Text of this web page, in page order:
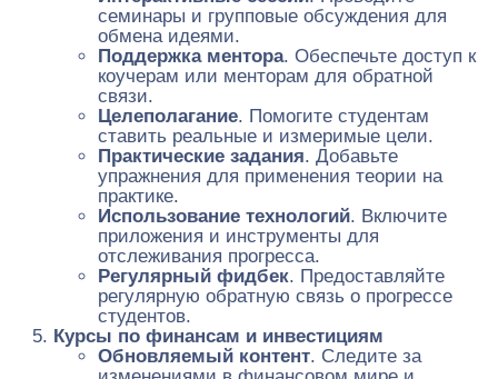
семинары и групповые обсуждения для
обмена идеями.
Поддержка ментора. Обеспечьте доступ к
коучерам или менторам для обратной
связи.
Целеполагание. Помогите студентам
ставить реальные и измеримые цели.
Практические задания. Добавьте
упражнения для применения теории на
практике.
Использование технологий. Включите
приложения и инструменты для
отслеживания прогресса.
Регулярный фидбек. Предоставляйте
регулярную обратную связь о прогрессе
студентов.
Курсы по финансам и инвестициям
Обновляемый контент. Следите за